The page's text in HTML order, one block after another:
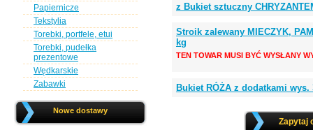
Papiernicze
Tekstylia
Torebki, portfele, etui
Torebki, pudełka
prezentowe
Wędkarskie
Zabawki
Nowe dostawy
z Bukiet sztuczny
Stroik zalewany MIECZYK,
kg
TEN TOWAR MUSI BYĆ WYSŁANY
Bukiet RÓŻA z dodatkami wys.
Zapytaj